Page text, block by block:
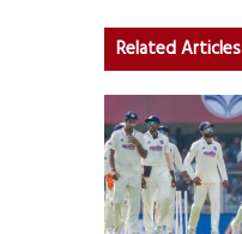
Related Articles